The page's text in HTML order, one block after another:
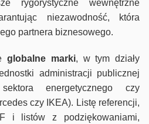
rygorystyczne wewnętrzne
niezawodność, która
partnera biznesowego.
globalne marki, w tym działy
administracji publicznej
energetycznego czy
czy IKEA). Listę referencji,
i listów z podziękowaniami,